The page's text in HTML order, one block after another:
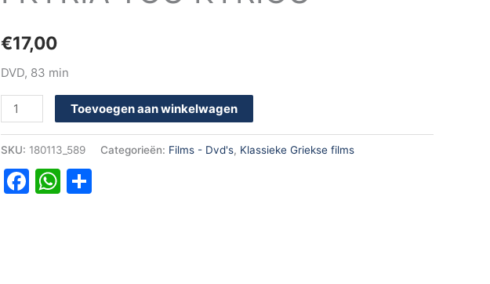
€17,00
DVD, 83 min
aantal
Toevoegen aan winkelwagen
SKU: 180113_589 Categorieën: Films - Dvd's, Klassieke Griekse films
Facebook
WhatsApp